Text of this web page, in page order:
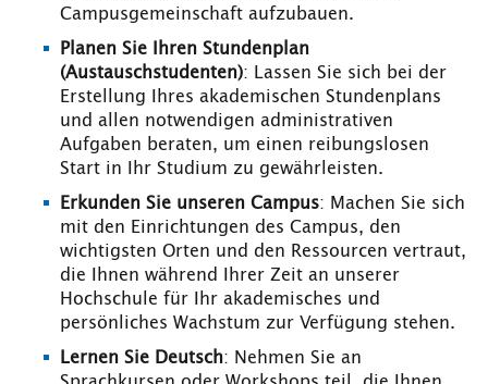
Campusgemeinschaft aufzubauen.
Planen Sie Ihren Stundenplan
(Austauschstudenten): Lassen Sie sich bei der
Erstellung Ihres akademischen Stundenplans
und allen notwendigen administrativen
Aufgaben beraten, um einen reibungslosen
Start in Ihr Studium zu gewährleisten.
Erkunden Sie unseren Campus: Machen Sie sich
mit den Einrichtungen des Campus, den
wichtigsten Orten und den Ressourcen vertraut,
die Ihnen während Ihrer Zeit an unserer
Hochschule für Ihr akademisches und
persönliches Wachstum zur Verfügung stehen.
Lernen Sie Deutsch: Nehmen Sie an